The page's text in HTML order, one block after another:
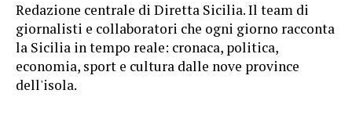
Redazione centrale di Diretta Sicilia. Il team di
giornalisti e collaboratori che ogni giorno racconta
la Sicilia in tempo reale: cronaca, politica,
economia, sport e cultura dalle nove province
dell'isola.